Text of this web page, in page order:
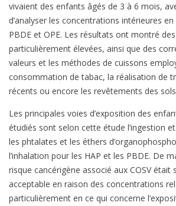
vivaient des enfants âgés de 3 à 6 mois,
d’analyser les concentrations intérieures
PBDE et OPE. Les résultats ont montré
particulièrement élevées, ainsi que des
valeurs et les méthodes de cuissons
consommation de tabac, la réalisation de
récents ou encore les revêtements des
Les principales voies d’exposition des
étudiés sont selon cette étude l’ingestion
les phtalates et les éthers
l’inhalation pour les HAP et les PBDE. De
risque cancérigène associé aux COSV était
acceptable en raison des concentrations
particulièrement en ce qui concerne